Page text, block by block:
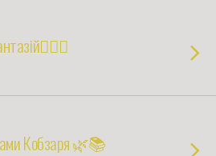
Кобзаря 🌿📚